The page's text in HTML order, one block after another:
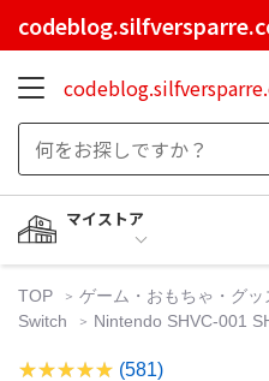
マイストア
TOP ゲーム・おもちゃ・グッ
Switch
Nintendo SHVC-001
(581)